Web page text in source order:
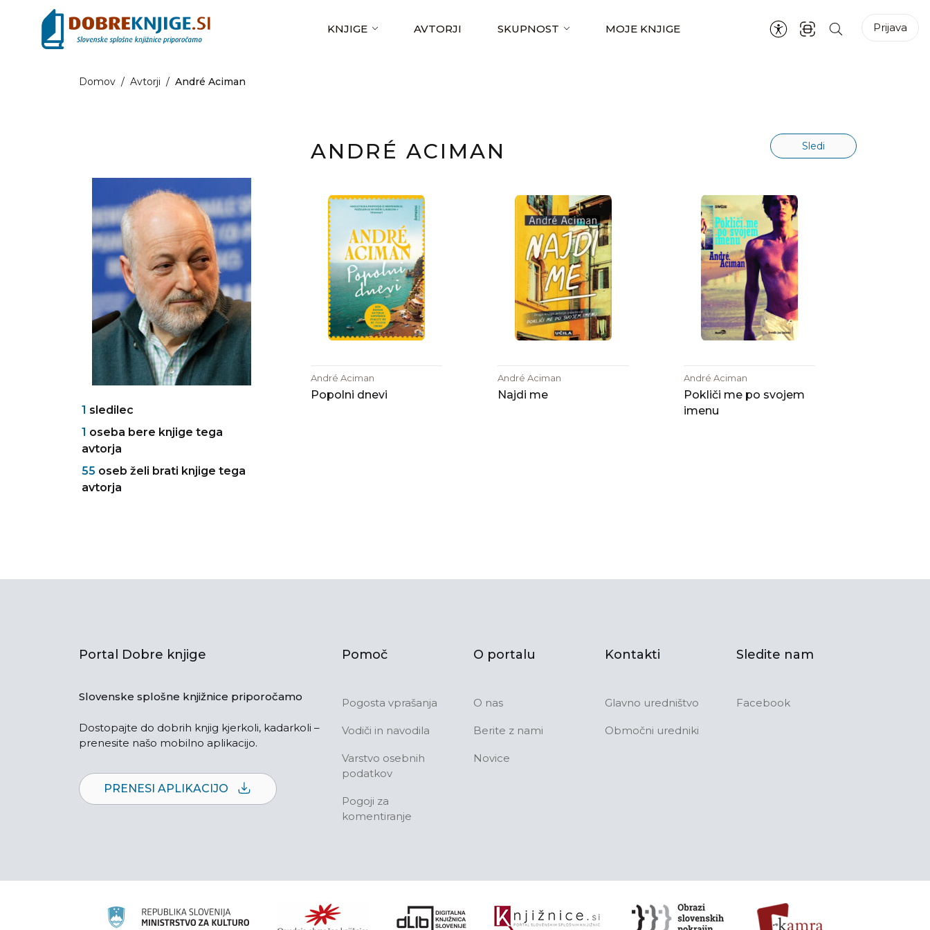
KNJIGE AVTORJI SKUPNOST MOJE KNJIGE Prijava
Domov / Avtorji / André Aciman
1 sledilec
1 oseba bere knjige tega
avtorja
55 oseb želi brati knjige tega
avtorja
ANDRÉ ACIMAN Sledi
André Aciman
Popolni dnevi
André Aciman
Najdi me
André Aciman
Pokliči me po svojem
imenu
Portal Dobre knjige
Slovenske splošne knjižnice priporočamo
Dostopajte do dobrih knjig kjerkoli, kadarkoli –
prenesite našo mobilno aplikacijo.
PRENESI APLIKACIJO
Pomoč
Pogosta vprašanja
Vodiči in navodila
Varstvo osebnih
podatkov
Pogoji za
komentiranje
O portalu
O nas
Berite z nami
Novice
Kontakti
Glavno uredništvo
Območni uredniki
Sledite nam
Facebook